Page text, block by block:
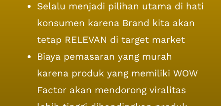
Selalu menjadi pilihan utama di hati
konsumen karena Brand kita akan
tetap RELEVAN di target market
Biaya pemasaran yang murah
karena produk yang memiliki WOW
Factor akan mendorong viralitas